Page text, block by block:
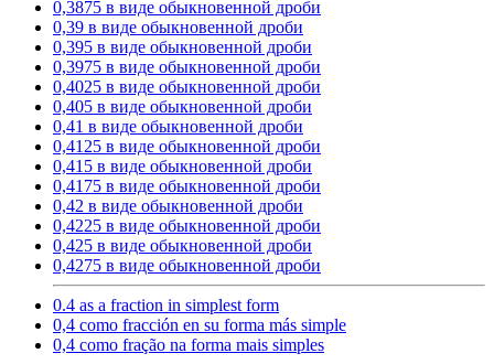
0,3875 в виде обыкновенной дроби
0,39 в виде обыкновенной дроби
0,395 в виде обыкновенной дроби
0,3975 в виде обыкновенной дроби
0,4025 в виде обыкновенной дроби
0,405 в виде обыкновенной дроби
0,41 в виде обыкновенной дроби
0,4125 в виде обыкновенной дроби
0,415 в виде обыкновенной дроби
0,4175 в виде обыкновенной дроби
0,42 в виде обыкновенной дроби
0,4225 в виде обыкновенной дроби
0,425 в виде обыкновенной дроби
0,4275 в виде обыкновенной дроби
0.4 as a fraction in simplest form
0,4 como fracción en su forma más simple
0,4 como fração na forma mais simples